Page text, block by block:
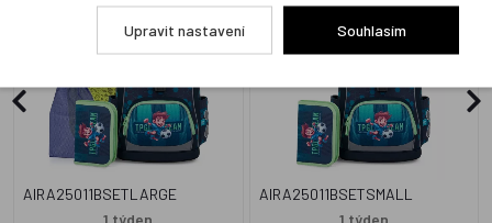
AIRA25011BSETLARGE
AIRA25011BSETSMALL
Upravit nastavení Souhlasím